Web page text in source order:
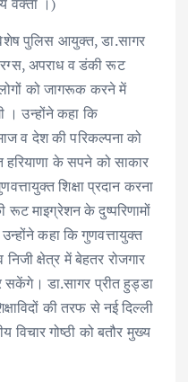
वक्ता ।)
पुलिस आयुक्त, डा.सागर
अपराध व डंकी रूट
को जागरूक करने में
। उन्होंने कहा कि
व देश की परिकल्पना को
के सपने को साकार
शिक्षा प्रदान करना
माइग्रेशन के दुष्परिणामों
कहा कि गुणवत्तायुक्त
क्षेत्र में बेहतर रोजगार
डा.सागर प्रीत हुड्डा
की तरफ से नई दिल्ली
विचार गोष्ठी को बतौर मुख्य